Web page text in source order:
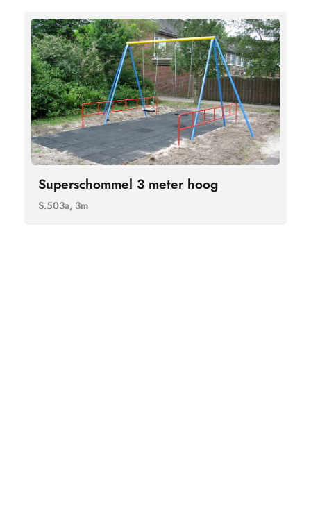
Superschommel 3 meter hoog
S.503a, 3m